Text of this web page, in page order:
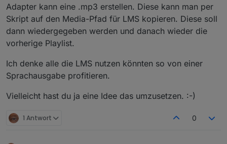
Adapter kann eine .mp3 erstellen. Diese kann man per
Skript auf den Media-Pfad für LMS kopieren. Diese soll
dann wiedergegeben werden und danach wieder die
vorherige Playlist.
Ich denke alle die LMS nutzen könnten so von einer
Sprachausgabe profitieren.
Vielleicht hast du ja eine Idee das umzusetzen. :-)
1 Antwort 0